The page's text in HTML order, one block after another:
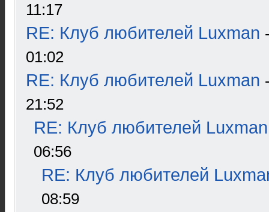
11:17
RE: Клуб любителей Luxman
01:02
RE: Клуб любителей Luxman
21:52
RE: Клуб любителей Luxman
06:56
RE: Клуб любителей
08:59